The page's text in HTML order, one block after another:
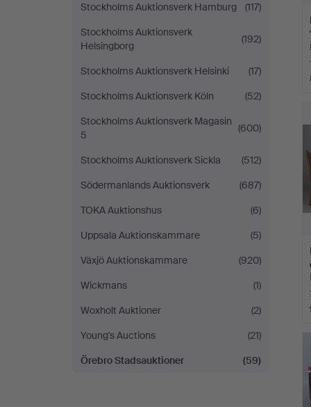
Stockholms Auktionsverk Hamburg
(117)
Stockholms Auktionsverk
Helsingborg
(192)
Stockholms Auktionsverk Helsinki
(17)
Stockholms Auktionsverk Köln
(52)
Stockholms Auktionsverk Magasin
5
(600)
Stockholms Auktionsverk Sickla
(512)
Södermanlands Auktionsverk
(687)
TOKA Auktionshus
(6)
Uppsala Auktionskammare
(5)
Växjö Auktionskammare
(920)
Wickmans
(1)
Woxholt Auktioner
(2)
Young's Auctions
(21)
Örebro Stadsauktioner
(59)